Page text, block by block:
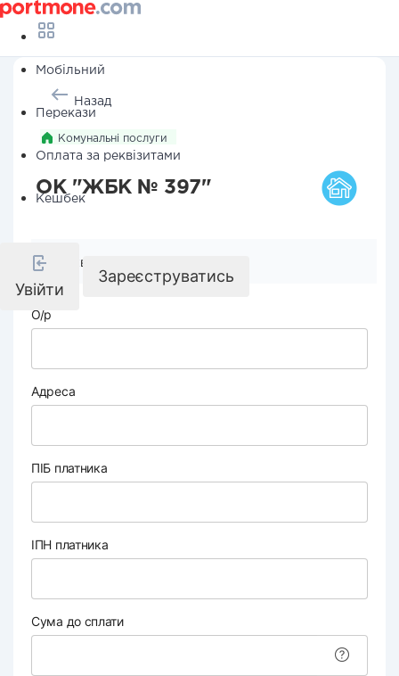
Мобільний
Перекази
Оплата за реквізитами
Кешбек
Увійти
Зареєструватись
Назад
Комунальні послуги
ОК "ЖБК № 397"
Реквізити компанії
О/р
Адреса
ПІБ платника
ІПН платника
Сума до сплати